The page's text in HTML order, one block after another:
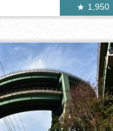
1,950